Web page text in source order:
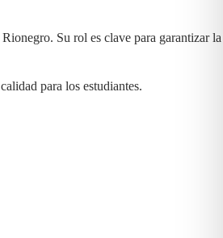
Su rol es clave para garantizar la
para los estudiantes.